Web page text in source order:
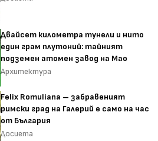
Двайсет километра тунели и нито
един грам плутоний: тайният
подземен атомен завод на Мао
Архитектура
Felix Romuliana – забравеният
римски град на Галерий е само на час
от България
Досиета